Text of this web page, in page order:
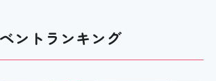
ントランキング